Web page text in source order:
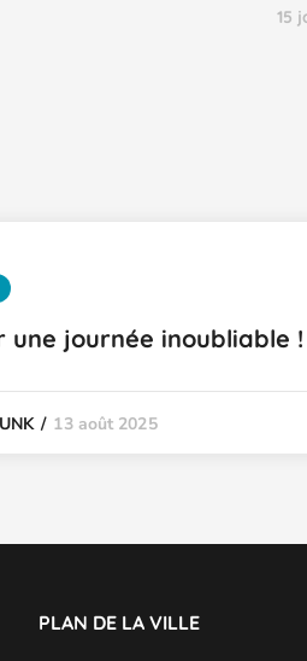
15
une journée inoubliable !
13 août 2025
PLAN DE LA VILLE